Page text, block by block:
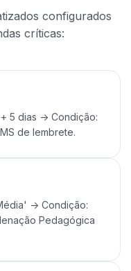
configurados
críticas:
5 dias -> Condição:
de lembrete.
-> Condição:
Pedagógica